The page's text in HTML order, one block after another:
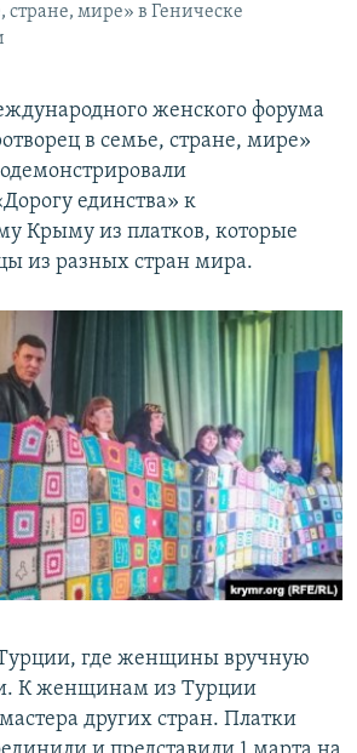
стране, мире» в Геническе
женского форума
в семье, стране, мире»
единства» к
Крыму из платков, которые
из разных стран мира.
где женщины вручную
К женщинам из Турции
других стран. Платки